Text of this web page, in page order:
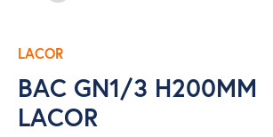
LACOR
BAC GN1/3 H200MM
LACOR